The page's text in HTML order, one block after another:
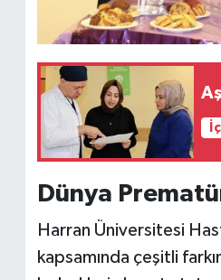
Dünya
Harran Üniversitesi
kapsamında çeşitli